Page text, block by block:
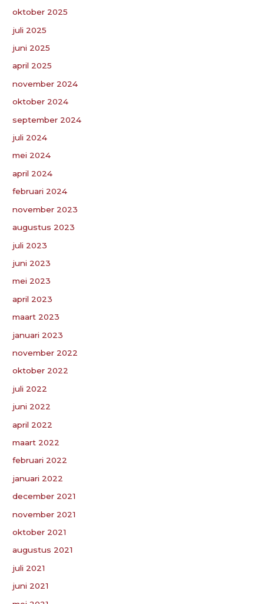
oktober 2025
juli 2025
juni 2025
april 2025
november 2024
oktober 2024
september 2024
juli 2024
mei 2024
april 2024
februari 2024
november 2023
augustus 2023
juli 2023
juni 2023
mei 2023
april 2023
maart 2023
januari 2023
november 2022
oktober 2022
juli 2022
juni 2022
april 2022
maart 2022
februari 2022
januari 2022
december 2021
november 2021
oktober 2021
augustus 2021
juli 2021
juni 2021